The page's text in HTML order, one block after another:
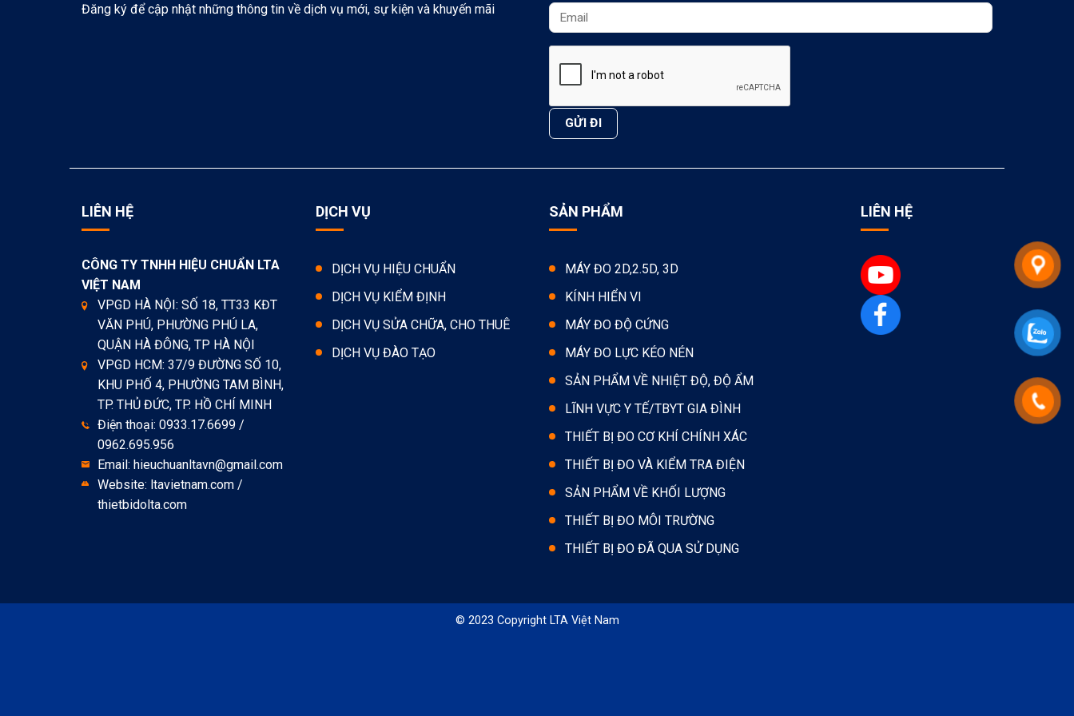
Đăng ký để cập nhật những thông tin về dịch vụ mới, sự kiện và khuyến mãi
LIÊN HỆ
CÔNG TY TNHH HIỆU CHUẨN LTA
VIỆT NAM
VPGD HÀ NỘI: SỐ 18, TT33 KĐT
VĂN PHÚ, PHƯỜNG PHÚ LA,
QUẬN HÀ ĐÔNG, TP HÀ NỘI
VPGD HCM: 37/9 ĐƯỜNG SỐ 10,
KHU PHỐ 4, PHƯỜNG TAM BÌNH,
TP. THỦ ĐỨC, TP. HỒ CHÍ MINH
Điện thoại: 0933.17.6699 /
0962.695.956
Email: hieuchuanltavn@gmail.com
Website: ltavietnam.com /
thietbidolta.com
DỊCH VỤ
DỊCH VỤ HIỆU CHUẨN
DỊCH VỤ KIỂM ĐỊNH
DỊCH VỤ SỬA CHỮA, CHO THUÊ
DỊCH VỤ ĐÀO TẠO
SẢN PHẨM
MÁY ĐO 2D,2.5D, 3D
KÍNH HIỂN VI
MÁY ĐO ĐỘ CỨNG
MÁY ĐO LỰC KÉO NÉN
SẢN PHẨM VỀ NHIỆT ĐỘ, ĐỘ ẨM
LĨNH VỰC Y TẾ/TBYT GIA ĐÌNH
THIẾT BỊ ĐO CƠ KHÍ CHÍNH XÁC
THIẾT BỊ ĐO VÀ KIỂM TRA ĐIỆN
SẢN PHẨM VỀ KHỐI LƯỢNG
THIẾT BỊ ĐO MÔI TRƯỜNG
THIẾT BỊ ĐO ĐÃ QUA SỬ DỤNG
LIÊN HỆ
© 2023 Copyright LTA Việt Nam